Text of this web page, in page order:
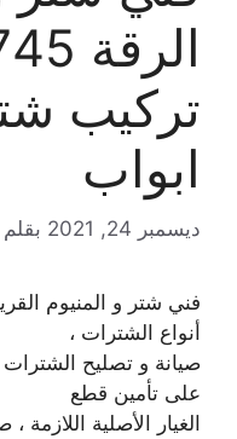
تركيب
ابواب
ديسمبر 24, 2021 بقلم
فني شتر و المنيوم
أنواع الشترات ،
صيانة و تصليح الشترات
على تأمين قطع
الغيار الأصلية